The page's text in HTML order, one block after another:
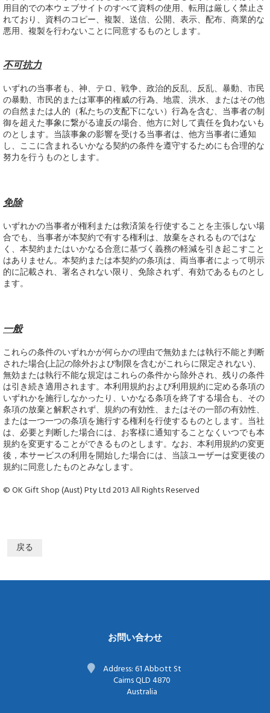
用目的での本ウェブサイトのすべて資料の使用、転用は厳しく禁止さ
れており、資料のコピー、複製、送信、公開、表示、配布、商業的な
悪用、複製を行わないことに同意するものとします。
不可抗力
いずれの当事者も、神、テロ、戦争、政治的反乱、反乱、暴動、市民
の暴動、市民的または軍事的権威の行為、地震、洪水、またはその他
の自然または人的（私たちの支配下にない）行為を含む、当事者の制
御を超えた事象に繋がる違反の場合、他方に対して責任を負わないも
のとします。当該事象の影響を受ける当事者は、他方当事者に通知
し、ここに含まれるいかなる契約の条件を遵守するためにも合理的な
努力を行うものとします。
免除
いずれかの当事者が権利または救済策を行使することを主張しない場
合でも、当事者が本契約で有する権利は、放棄をされるものではな
く、本契約またはいかなる合意に基づく義務の軽減を引き起こすこと
はありません。本契約または本契約の条項は、両当事者によって明示
的に記載され、署名されない限り、免除されず、有効であるものとし
ます。
一般
これらの条件のいずれかが何らかの理由で無効または執行不能と判断
された場合(上記の除外および制限を含むがこれらに限定されない)、
無効または執行不能な規定はこれらの条件から除外され、残りの条件
は引き続き適用されます。本利用規約および利用規約に定める条項の
いずれかを施行しなかったり、いかなる条項を終了する場合も、その
条項の放棄と解釈されず、規約の有効性、またはその一部の有効性、
または一つ一つの条項を施行する権利を行使するものとします。当社
は、必要と判断した場合には、お客様に通知することなくいつでも本
規約を変更することができるものとします。なお、本利用規約の変更
後，本サービスの利用を開始した場合には、当該ユーザーは変更後の
規約に同意したものとみなします。
© OK Gift Shop (Aust) Pty Ltd 2013 All Rights Reserved
戻る
お問い合わせ
Address: 61 Abbott St
Cairns QLD 4870
Australia